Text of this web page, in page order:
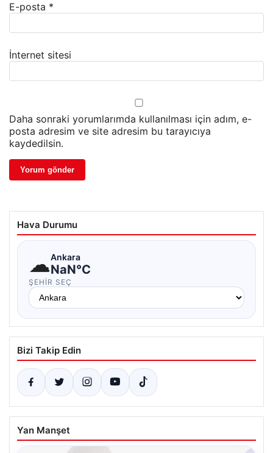
E-posta *
İnternet sitesi
Daha sonraki yorumlarımda kullanılması için adım, e-
posta adresim ve site adresim bu tarayıcıya
kaydedilsin.
Hava Durumu
☁Ankara
NaN°C
ŞEHIR SEÇ
Bizi Takip Edin
Yan Manşet